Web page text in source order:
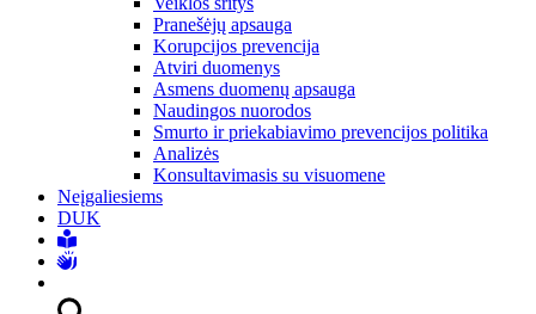
Pranešėjų apsauga
Korupcijos prevencija
Atviri duomenys
Asmens duomenų apsauga
Naudingos nuorodos
Smurto ir priekabiavimo prevencijos politika
Analizės
Konsultavimasis su visuomene
Neįgaliesiems
DUK